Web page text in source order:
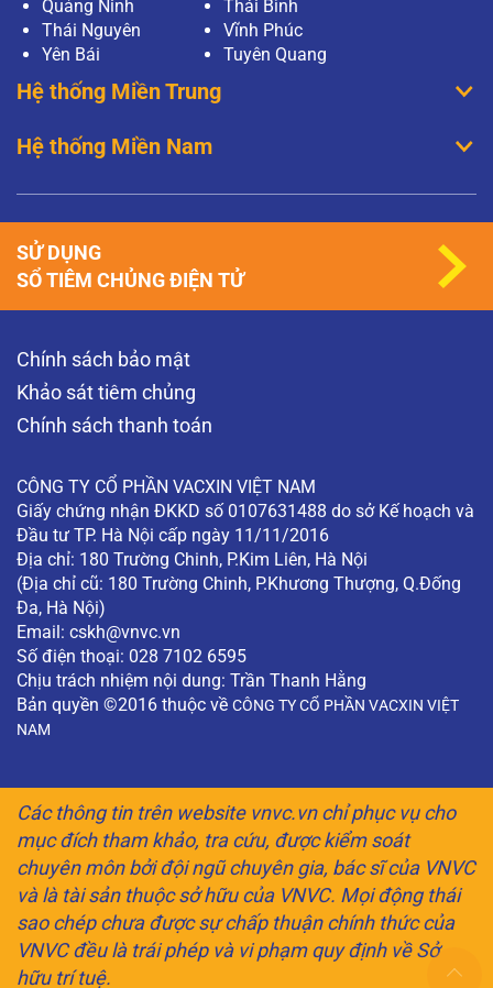
Quảng Ninh
Thái Bình
Thái Nguyên
Vĩnh Phúc
Yên Bái
Tuyên Quang
Hệ thống Miền Trung
Hệ thống Miền Nam
Chính sách bảo mật
Khảo sát tiêm chủng
Chính sách thanh toán
CÔNG TY CỔ PHẦN VACXIN VIỆT NAM
Giấy chứng nhận ĐKKD số 0107631488 do sở Kế hoạch và
Đầu tư TP. Hà Nội cấp ngày 11/11/2016
Địa chỉ: 180 Trường Chinh, P.Kim Liên, Hà Nội
(Địa chỉ cũ: 180 Trường Chinh, P.Khương Thượng, Q.Đống
Đa, Hà Nội)
Email: cskh@vnvc.vn
Số điện thoại: 028 7102 6595
Chịu trách nhiệm nội dung: Trần Thanh Hằng
Bản quyền ©2016 thuộc về CÔNG TY CỔ PHẦN VACXIN VIỆT
NAM
SỬ DỤNG
SỔ TIÊM CHỦNG ĐIỆN TỬ
Các thông tin trên website vnvc.vn chỉ phục vụ cho
mục đích tham khảo, tra cứu, được kiểm soát
chuyên môn bởi đội ngũ chuyên gia, bác sĩ của VNVC
và là tài sản thuộc sở hữu của VNVC. Mọi động thái
sao chép chưa được sự chấp thuận chính thức của
VNVC đều là trái phép và vi phạm quy định về Sở
hữu trí tuệ.